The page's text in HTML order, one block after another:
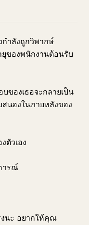
ำลังถูกวิพากษ์
ยุของพนักงานต้อนรับ
ของเธอจะกลายเป็น
นองในภายหลังของ
ตัวเอง
ารณ์
งนะ อยากให้คุณ